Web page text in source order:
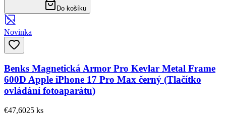
Do košíku
Novinka
Benks Magnetická Armor Pro Kevlar Metal Frame
600D Apple iPhone 17 Pro Max černý (Tlačítko
ovládání fotoaparátu)
€47,6025 ks